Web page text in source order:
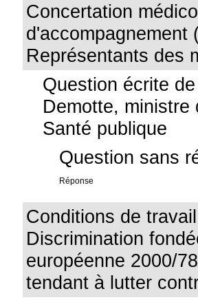
Concertation
d'accompagnement
Représentants des
Question écrite
Demotte,
Santé publique
Question sans
Réponse
Conditions de
Discrimination
européenne 2000/
tendant à lutter